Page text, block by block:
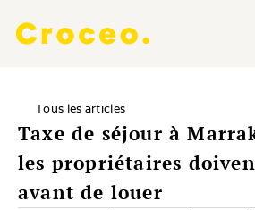
Tous les articles
Taxe de séjour à
les propriétaires
avant de louer